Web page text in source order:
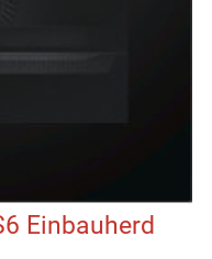
Einbauherd